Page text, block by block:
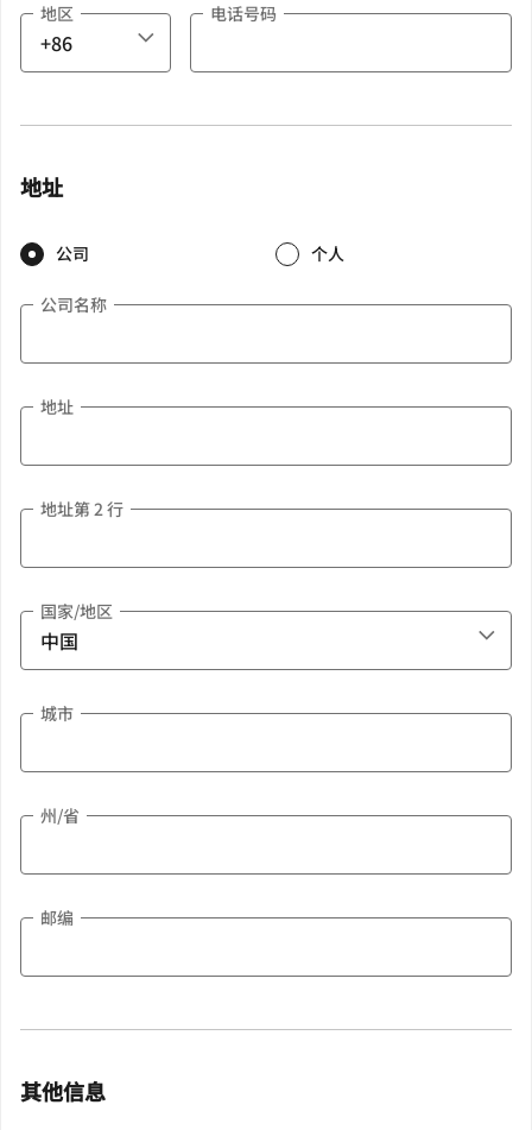
地区 电话号码
地址
公司 个人
公司名称
地址
地址第 2 行
国家/地区
城市
州/省
邮编
其他信息